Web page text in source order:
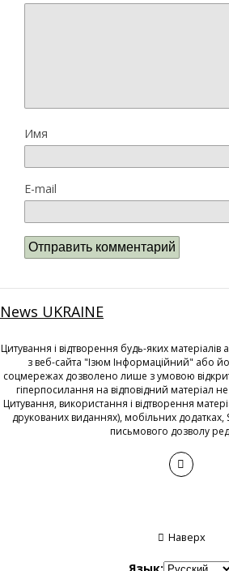
Имя
E-mail
News UKRAINE
Цитування і відтворення будь-яких матеріалів
з веб-сайта "Ізюм Інформаційний" або
соцмережах дозволено лише з умовою
гіперпосилання на відповідний матеріал
Цитування, використання і відтворення
друкованих виданнях), мобільних додатках,
письмового дозволу
Наверх